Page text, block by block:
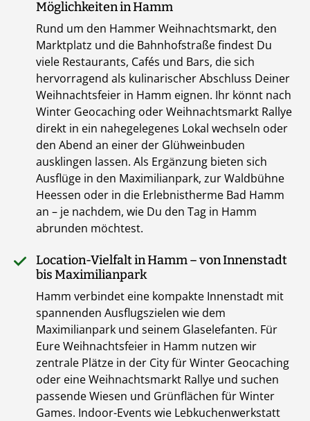
Möglichkeiten in Hamm
Rund um den Hammer Weihnachtsmarkt, den
Marktplatz und die Bahnhofstraße findest Du
viele Restaurants, Cafés und Bars, die sich
hervorragend als kulinarischer Abschluss Deiner
Weihnachtsfeier in Hamm eignen. Ihr könnt nach
Winter Geocaching oder Weihnachtsmarkt Rallye
direkt in ein nahegelegenes Lokal wechseln oder
den Abend an einer der Glühweinbuden
ausklingen lassen. Als Ergänzung bieten sich
Ausflüge in den Maximilianpark, zur Waldbühne
Heessen oder in die Erlebnistherme Bad Hamm
an – je nachdem, wie Du den Tag in Hamm
abrunden möchtest.
Location-Vielfalt in Hamm – von Innenstadt
bis Maximilianpark
Hamm verbindet eine kompakte Innenstadt mit
spannenden Ausflugszielen wie dem
Maximilianpark und seinem Glaselefanten. Für
Eure Weihnachtsfeier in Hamm nutzen wir
zentrale Plätze in der City für Winter Geocaching
oder eine Weihnachtsmarkt Rallye und suchen
passende Wiesen und Grünflächen für Winter
Games. Indoor-Events wie Lebkuchenwerkstatt